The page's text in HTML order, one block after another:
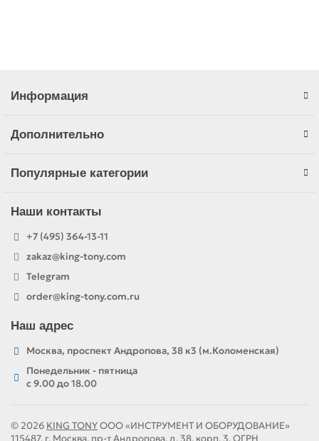
Информация
Дополнительно
Популярные категории
Наши контакты
+7 (495) 364-13-11
zakaz@king-tony.com
Telegram
order@king-tony.com.ru
Наш адрес
Москва, проспект Андропова, 38 к3 (м.Коломенская)
Понедельник - пятница
c 9.00 до 18.00
© 2026 KING TONYООО «ИНСТРУМЕНТ И ОБОРУДОВАНИЕ»
115487, г. Москва, пр-т Андропова, д. 38, корп. 3. ОГРН